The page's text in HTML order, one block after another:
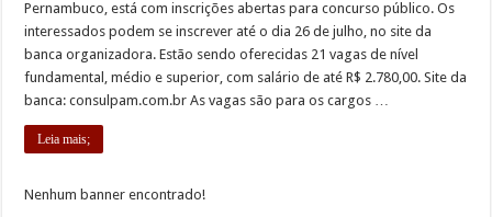
Pernambuco, está com inscrições abertas para concurso público. Os
interessados podem se inscrever até o dia 26 de julho, no site da
banca organizadora. Estão sendo oferecidas 21 vagas de nível
fundamental, médio e superior, com salário de até R$ 2.780,00. Site da
banca: consulpam.com.br As vagas são para os cargos …
Leia mais;
Nenhum banner encontrado!